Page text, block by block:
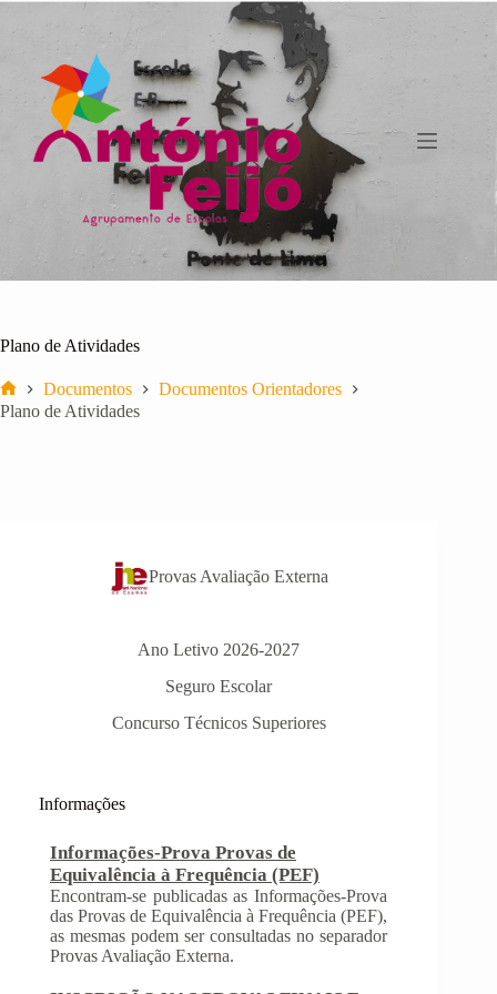
Pular
para
conteúdo
Plano de Atividades
Início
Documentos
Documentos Orientadores
Plano de Atividades
Provas Avaliação Externa
Ano Letivo 2026-2027
Seguro Escolar
Concurso Técnicos Superiores
Informações
Informações-Prova Provas de
Equivalência à Frequência (PEF)
Encontram-se publicadas as Informações-Prova
das Provas de Equivalência à Frequência (PEF),
as mesmas podem ser consultadas no separador
Provas Avaliação Externa.